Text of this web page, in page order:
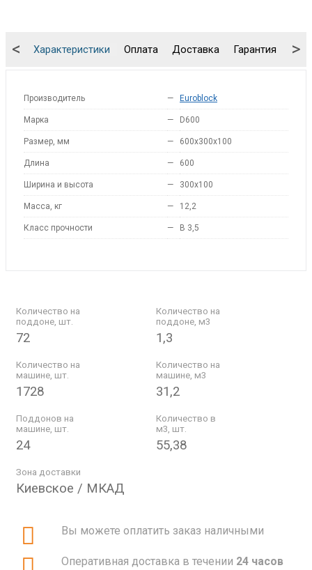
Характеристики Оплата Доставка Гарантия
< >
Производитель — Euroblock
Марка — D600
Размер, мм — 600x300x100
Длина — 600
Ширина и высота — 300x100
Масса, кг — 12,2
Класс прочности — B 3,5
Количество на
поддоне, шт.
72
Количество на
поддоне, м3
1,3
Количество на
машине, шт.
1728
Количество на
машине, м3
31,2
Поддонов на
машине, шт.
24
Количество в
м3, шт.
55,38
Зона доставки
Киевское / МКАД
Вы можете оплатить заказ наличными
Оперативная доставка в течении 24 часов